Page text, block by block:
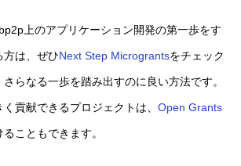
上のアプリケーション開発の第一歩をす
方は、ぜひNext Step Micrograntsをチェック
らなる一歩を踏み出すのに良い方法です。
貢献できるプロジェクトは、 Open Grants
こともできます。